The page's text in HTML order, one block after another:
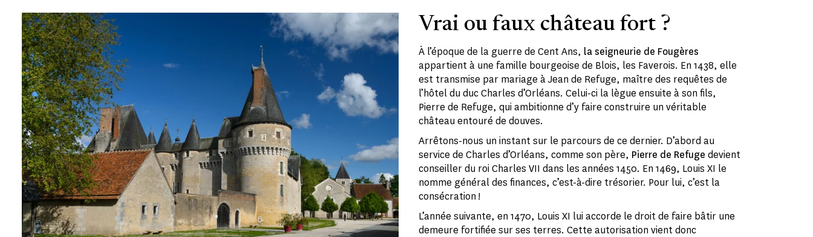
Vrai ou faux château fort ?
À l’époque de la guerre de Cent Ans, la seigneurie de Fougères
appartient à une famille bourgeoise de Blois, les Faverois. En 1438, elle
est transmise par mariage à Jean de Refuge, maître des requêtes de
l’hôtel du duc Charles d’Orléans. Celui-ci la lègue ensuite à son fils,
Pierre de Refuge, qui ambitionne d’y faire construire un véritable
château entouré de douves.
Arrêtons-nous un instant sur le parcours de ce dernier. D’abord au
service de Charles d’Orléans, comme son père, Pierre de Refuge devient
conseiller du roi Charles VII dans les années 1450. En 1469, Louis XI le
nomme général des finances, c’est-à-dire trésorier. Pour lui, c’est la
consécration !
L’année suivante, en 1470, Louis XI lui accorde le droit de faire bâtir une
demeure fortifiée sur ses terres. Cette autorisation vient donc